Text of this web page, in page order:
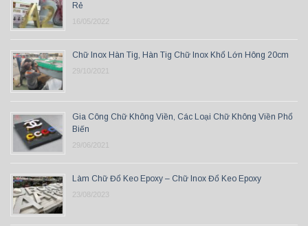
Rẻ
16/05/2022
Chữ Inox Hàn Tig, Hàn Tig Chữ Inox Khổ Lớn Hông 20cm
29/10/2021
Gia Công Chữ Không Viền, Các Loại Chữ Không Viền Phổ
Biến
29/06/2021
Làm Chữ Đổ Keo Epoxy – Chữ Inox Đổ Keo Epoxy
23/08/2023